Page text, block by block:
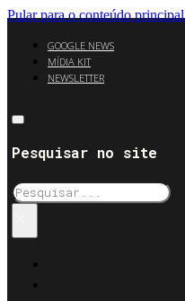
Pular para o conteúdo principal
GOOGLE NEWS
MÍDIA KIT
NEWSLETTER
Pesquisar no site
Pesquisar